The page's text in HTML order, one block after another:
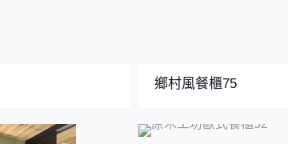
鄉村風餐櫃75